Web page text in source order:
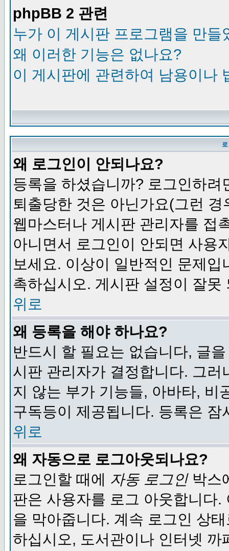
phpBB 2 관련
누가 이 게시판 프로그램을 만들
왜 이러한 기능은 없나요?
이 게시판에 관련하여 남용이나
왜 로그인이 안되나요?
등록을 하셨습니까? 로그인하
퇴출당한 것은 아닌가요(그런
웹마스터나 게시판 관리자를 접
아니면서 로그인이 안되면 사용
보세요. 이상이 일반적인 문제
촉하십시오. 게시판 설정이 잘못
위로
왜 등록을 해야 하나요?
반드시 할 필요는 없습니다, 글
시판 관리자가 결정합니다. 그
지 않는 부가 기능들, 아바타, 비
구독등이 제공됩니다. 등록은
위로
왜 자동으로 로그아웃되나요?
로그인할 때에 자동 로그인박스
판은 사용자를 로그 아웃합니다
을 막아줍니다. 계속 로그인 상
하십시오, 도서관이나 인터넷